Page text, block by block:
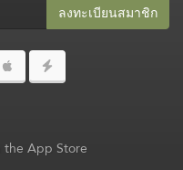
ลงทะเบียนสมาชิก​